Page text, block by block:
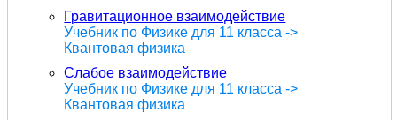
Гравитационное взаимодействие
Учебник по Физике для 11 класса ->
Квантовая физика
Слабое взаимодействие
Учебник по Физике для 11 класса ->
Квантовая физика